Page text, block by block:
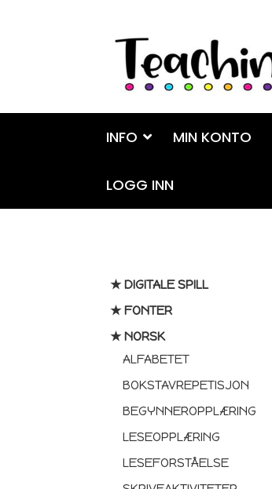
Hopp
navigasjon
Hopp
innhold
INFO MIN KONTO
LOGG INN
★ DIGITALE SPILL
★ FONTER
★ NORSK
ALFABETET
BOKSTAVREPETISJON
BEGYNNEROPPLÆRING
LESEOPPLÆRING
LESEFORSTÅELSE